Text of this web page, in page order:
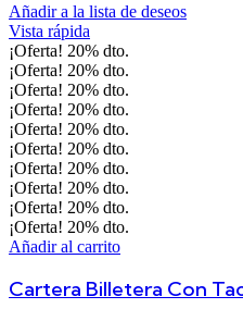
Añadir a la lista de deseos
Vista rápida
¡Oferta! 20% dto.
¡Oferta! 20% dto.
¡Oferta! 20% dto.
¡Oferta! 20% dto.
¡Oferta! 20% dto.
¡Oferta! 20% dto.
¡Oferta! 20% dto.
¡Oferta! 20% dto.
¡Oferta! 20% dto.
¡Oferta! 20% dto.
Añadir al carrito